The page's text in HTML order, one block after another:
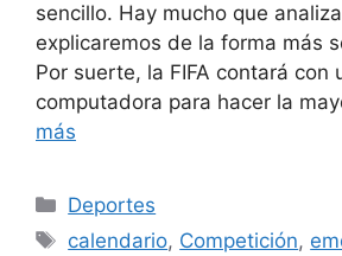
sencillo. Hay mucho que
explicaremos de la forma más
Por suerte, la FIFA contará con
computadora para hacer la
más
Categorías
Deportes
Etiquetas
calendario, Competición,